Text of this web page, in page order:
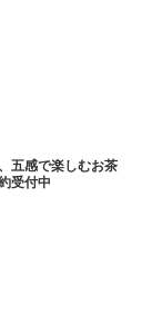
五感で楽しむお茶
受付中